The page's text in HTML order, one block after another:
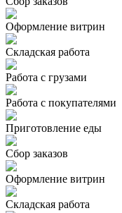
Оформление витрин
Складская работа
Работа с грузами
Работа с покупателями
Приготовление еды
Сбор заказов
Оформление витрин
Складская работа